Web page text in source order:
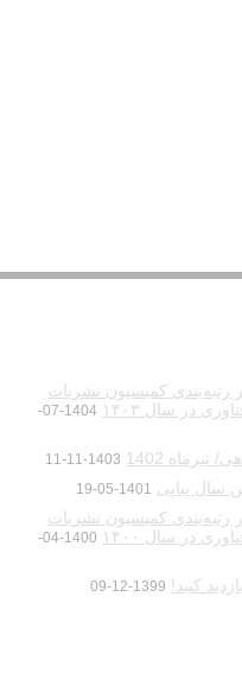
کمیسیون نشریات
در سال ۱۴۰۳
1404-07-
1402
1403-11-11
سال پیاپی 1401-05-19
کمیسیون نشریات
در سال ۱۴۰۰
1400-04-
کنید! 1399-12-09